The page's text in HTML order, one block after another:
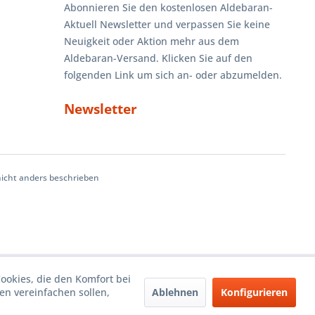
Abonnieren Sie den kostenlosen Aldebaran-
Aktuell Newsletter und verpassen Sie keine
Neuigkeit oder Aktion mehr aus dem
Aldebaran-Versand. Klicken Sie auf den
folgenden Link um sich an- oder abzumelden.
Newsletter
anders beschrieben
die den Komfort bei
vereinfachen sollen,
Ablehnen Konfigurieren